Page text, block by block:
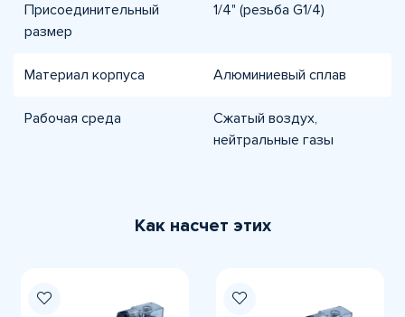
Присоединительный
размер
1/4" (резьба G1/4)
Материал корпуса Алюминиевый сплав
Рабочая среда
Сжатый воздух,
нейтральные газы
Как насчет этих